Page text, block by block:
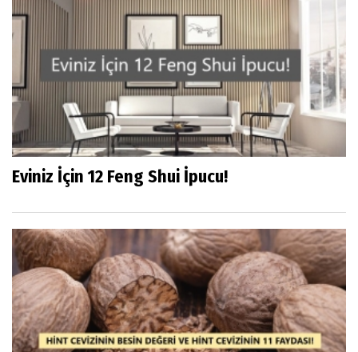
Eviniz İçin 12 Feng Shui İpucu!